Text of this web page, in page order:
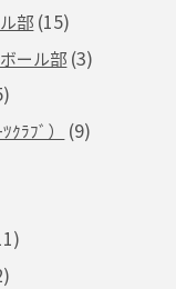
部 (15)
ール部 (3)
ﾗﾌﾞ） (9)